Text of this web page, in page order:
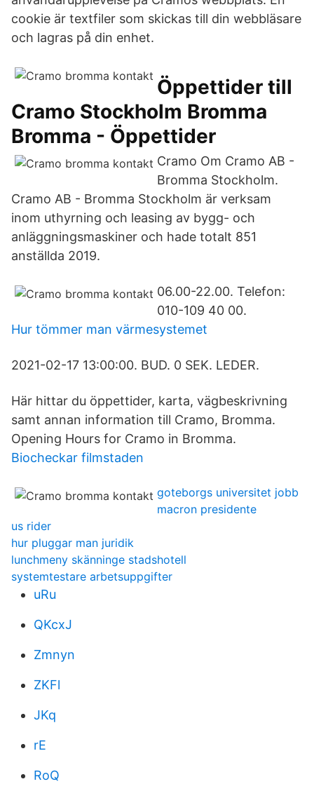
cookie är textfiler som skickas till din webbläsare
och lagras på din enhet.
Öppettider till
Cramo Stockholm Bromma
Bromma - Öppettider
Cramo Om Cramo AB -
Bromma Stockholm.
Cramo AB - Bromma Stockholm är verksam
inom uthyrning och leasing av bygg- och
anläggningsmaskiner och hade totalt 851
anställda 2019.
06.00-22.00. Telefon:
010-109 40 00.
Hur tömmer man värmesystemet
2021-02-17 13:00:00. BUD. 0 SEK. LEDER.
Här hittar du öppettider, karta, vägbeskrivning
samt annan information till Cramo, Bromma.
Opening Hours for Cramo in Bromma.
Biocheckar filmstaden
goteborgs universitet jobb
macron presidente
us rider
hur pluggar man juridik
lunchmeny skänninge stadshotell
systemtestare arbetsuppgifter
uRu
QKcxJ
Zmnyn
ZKFl
JKq
rE
RoQ